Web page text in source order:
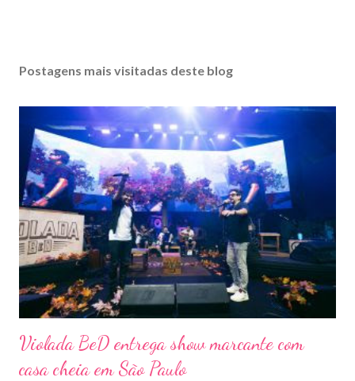
Postagens mais visitadas deste blog
Violada BeD entrega show marcante com
casa cheia em São Paulo